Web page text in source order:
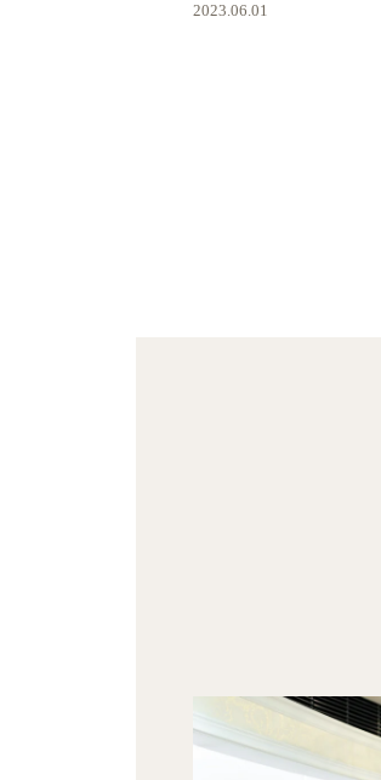
2023.06.01